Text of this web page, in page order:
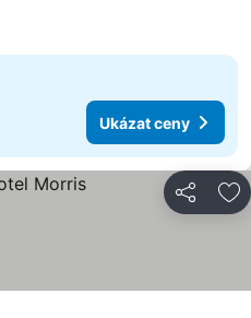
Ukázat ceny
Sdílet